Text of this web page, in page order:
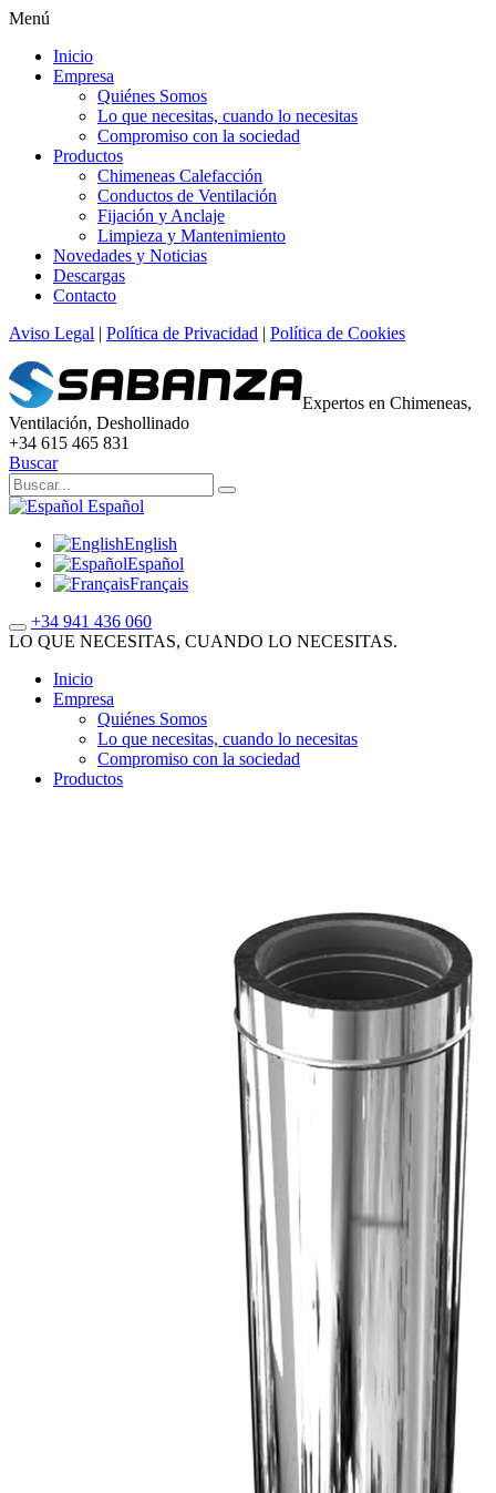
Menú
Inicio
Empresa
Quiénes Somos
Lo que necesitas, cuando lo necesitas
Compromiso con la sociedad
Productos
Chimeneas Calefacción
Conductos de Ventilación
Fijación y Anclaje
Limpieza y Mantenimiento
Novedades y Noticias
Descargas
Contacto
Aviso Legal | Política de Privacidad | Política de Cookies
Expertos en Chimeneas,
Ventilación, Deshollinado
+34 615 465 831
Buscar
Español
English
Español
Français
+34 941 436 060
LO QUE NECESITAS, CUANDO LO NECESITAS.
Inicio
Empresa
Quiénes Somos
Lo que necesitas, cuando lo necesitas
Compromiso con la sociedad
Productos